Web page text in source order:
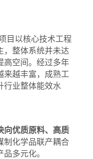
目以核心技术工程
，整体系统并未达
高空间。经过多年
来越丰富，成熟工
行业整体能效水
向优质原料、高质
制化学品联产耦合
多元化。